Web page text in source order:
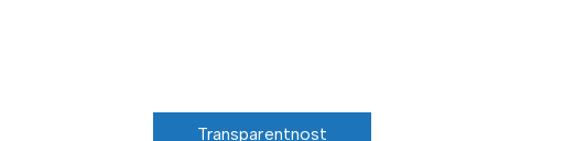
Transparentnost